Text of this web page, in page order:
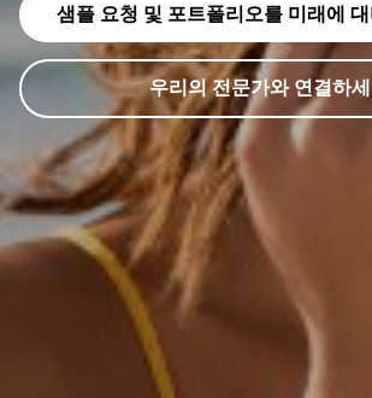
샘플 요청 및 포트폴리오를 미래에
우리의 전문가와 연결하